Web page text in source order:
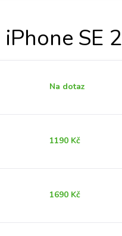
iPhone SE 2
Na dotaz
1190 Kč
1690 Kč